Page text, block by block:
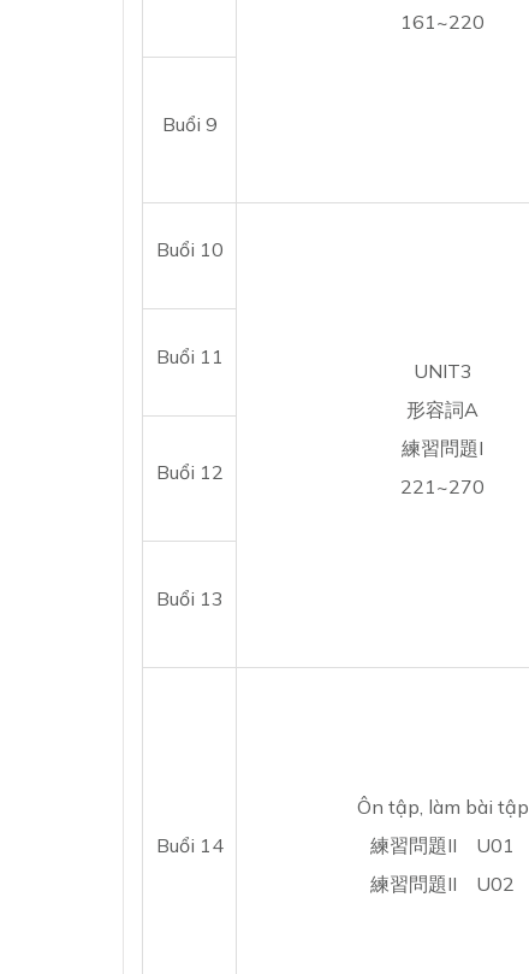
161~220
Buổi 9
Buổi 10
UNIT3
形容詞A
練習問題I
221~270
Buổi 11
Buổi 12
Buổi 13
Buổi 14
Ôn tập, làm bài tập
練習問題II U01
練習問題II U02